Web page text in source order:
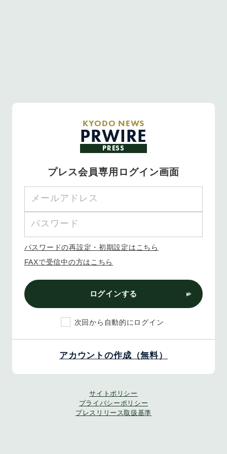
KYODO NEWS
PRWIRE
PRESS
プレス会員専用ログイン画面
パスワードの再設定・初期設定はこちら
FAXで受信中の方はこちら
ログインする
次回から自動的にログイン
アカウントの作成（無料）
サイトポリシー
プライバシーポリシー
プレスリリース取扱基準